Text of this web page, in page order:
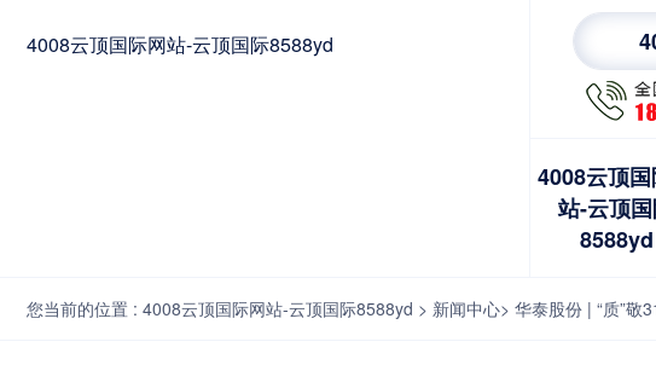
4008云顶国际网站-云顶国际8588yd
4008云顶
站-云顶
8588yd
您当前的位置 : 4008云顶国际网站-云顶国际8588yd > 新闻中心> 华泰股份 | “质”敬